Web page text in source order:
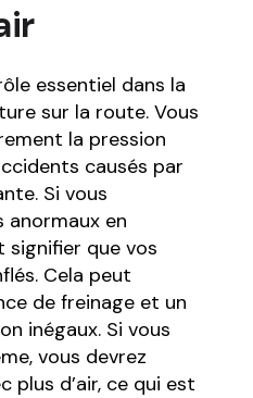
essentiel dans la
sur la route. Vous
la pression
causés par
Si vous
anormaux en
signifier que vos
Cela peut
de freinage et un
inégaux. Si vous
vous devrez
plus d’air, ce qui est